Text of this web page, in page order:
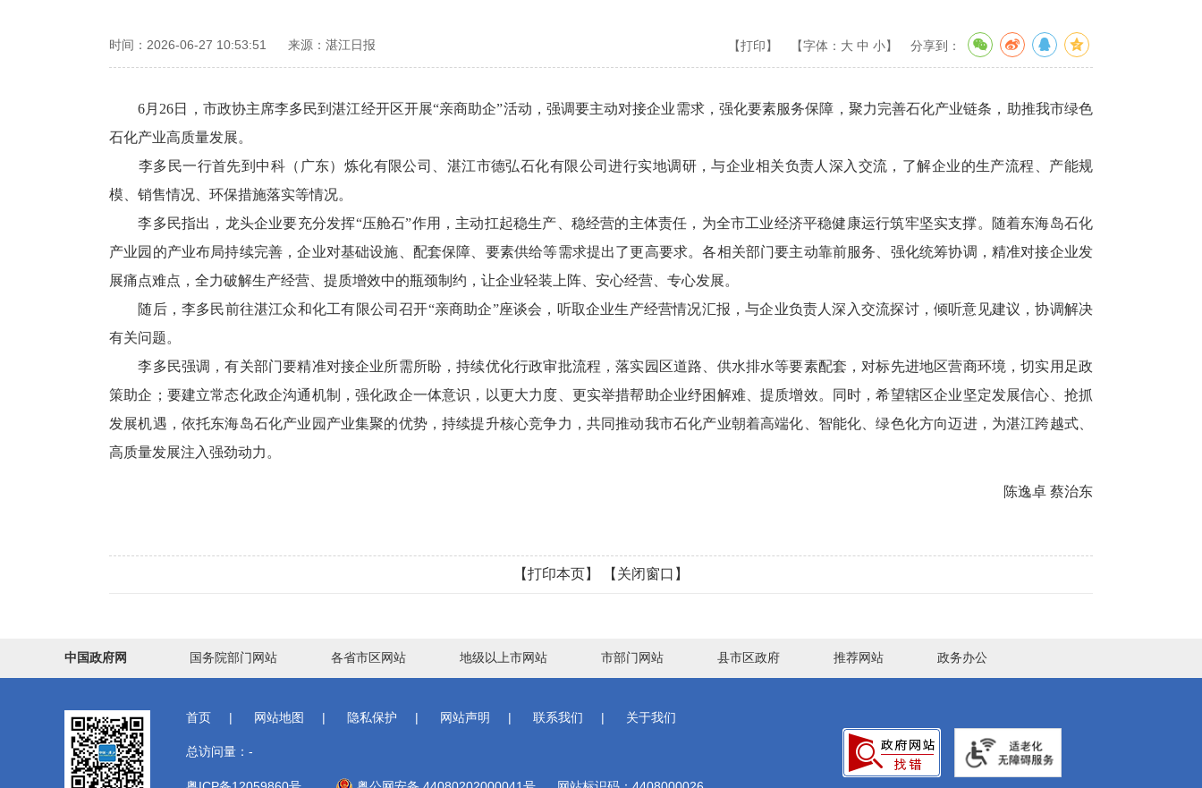
时间：2026-06-27 10:53:51 来源：湛江日报 【打印】 【字体： 大 中 小】 分享到：
6月26日，市政协主席李多民到湛江经开区开展“亲商助企”活动，强调要主动对接企业需求，强化要素服务保障，聚力完善石化产业链条，助推我市绿色
石化产业高质量发展。
李多民一行首先到中科（广东）炼化有限公司、湛江市德弘石化有限公司进行实地调研，与企业相关负责人深入交流，了解企业的生产流程、产能规
模、销售情况、环保措施落实等情况。
李多民指出，龙头企业要充分发挥“压舱石”作用，主动扛起稳生产、稳经营的主体责任，为全市工业经济平稳健康运行筑牢坚实支撑。随着东海岛石化
产业园的产业布局持续完善，企业对基础设施、配套保障、要素供给等需求提出了更高要求。各相关部门要主动靠前服务、强化统筹协调，精准对接企业发
展痛点难点，全力破解生产经营、提质增效中的瓶颈制约，让企业轻装上阵、安心经营、专心发展。
随后，李多民前往湛江众和化工有限公司召开“亲商助企”座谈会，听取企业生产经营情况汇报，与企业负责人深入交流探讨，倾听意见建议，协调解决
有关问题。
李多民强调，有关部门要精准对接企业所需所盼，持续优化行政审批流程，落实园区道路、供水排水等要素配套，对标先进地区营商环境，切实用足政
策助企；要建立常态化政企沟通机制，强化政企一体意识，以更大力度、更实举措帮助企业纾困解难、提质增效。同时，希望辖区企业坚定发展信心、抢抓
发展机遇，依托东海岛石化产业园产业集聚的优势，持续提升核心竞争力，共同推动我市石化产业朝着高端化、智能化、绿色化方向迈进，为湛江跨越式、
高质量发展注入强劲动力。
陈逸卓 蔡治东
【打印本页】 【关闭窗口】
中国政府网 国务院部门网站 各省市区网站 地级以上市网站 市部门网站 县市区政府 推荐网站 政务办公
首页 | 网站地图 | 隐私保护 | 网站声明 | 联系我们 | 关于我们
总访问量： -